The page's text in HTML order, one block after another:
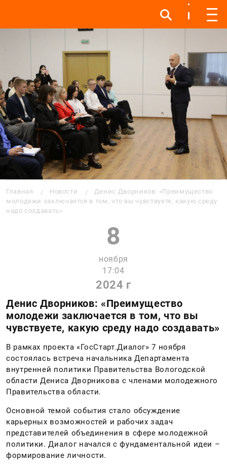
Инфо Инфо Меню
Главная Новости
Денис Дворников: «Преимущество
молодежи заключается в том, что вы чувствуете, какую среду
надо создавать»
8
ноября
17:04
2024 г
Денис Дворников: «Преимущество
молодежи заключается в том, что вы
чувствуете, какую среду надо создавать»
В рамках проекта «ГосСтарт.Диалог» 7 ноября
состоялась встреча начальника Департамента
внутренней политики Правительства Вологодской
области Дениса Дворникова с членами молодежного
Правительства области.
Основной темой события стало обсуждение
карьерных возможностей и рабочих задач
представителей объединения в сфере молодежной
политики. Диалог начался с фундаментальной идеи –
формирование личности.